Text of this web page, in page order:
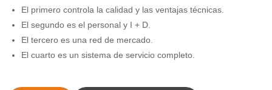
El primero controla la calidad y las ventajas técnicas.
El segundo es el personal y I + D.
El tercero es una red de mercado.
El cuarto es un sistema de servicio completo.